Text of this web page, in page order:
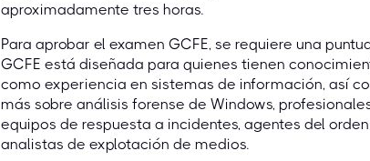
aproximadamente tres horas.
Para aprobar el examen GCFE, se requiere una
GCFE está diseñada para quienes tienen
como experiencia en sistemas de información, así
más sobre análisis forense de Windows,
equipos de respuesta a incidentes, agentes del
analistas de explotación de medios.